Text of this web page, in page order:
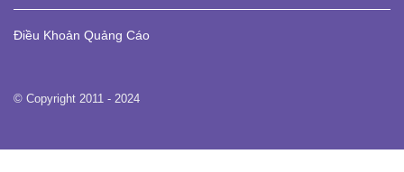
Điều Khoản Quảng Cáo
© Copyright 2011 - 2024